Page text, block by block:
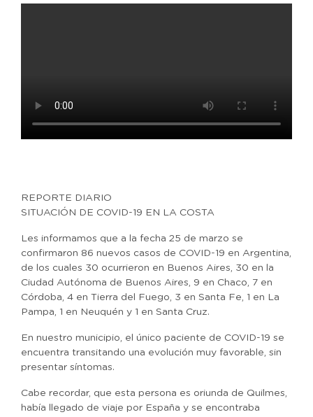
REPORTE DIARIO
SITUACIÓN DE COVID-19 EN LA COSTA
Les informamos que a la fecha 25 de marzo se
confirmaron 86 nuevos casos de COVID-19 en Argentina,
de los cuales 30 ocurrieron en Buenos Aires, 30 en la
Ciudad Autónoma de Buenos Aires, 9 en Chaco, 7 en
Córdoba, 4 en Tierra del Fuego, 3 en Santa Fe, 1 en La
Pampa, 1 en Neuquén y 1 en Santa Cruz.
En nuestro municipio, el único paciente de COVID-19 se
encuentra transitando una evolución muy favorable, sin
presentar síntomas.
Cabe recordar, que esta persona es oriunda de Quilmes,
había llegado de viaje por España y se encontraba